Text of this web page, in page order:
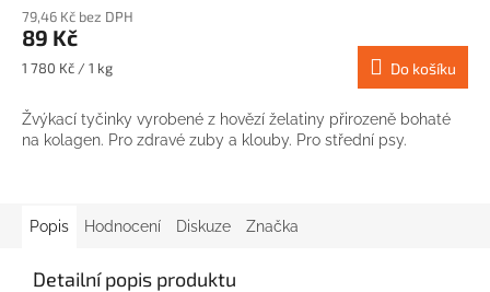
79,46 Kč bez DPH
89 Kč
Měrná
1 780 Kč / 1 kg Do košíku
Žvýkací tyčinky vyrobené z hovězí želatiny přirozeně bohaté
na kolagen. Pro zdravé zuby a klouby. Pro střední psy.
Popis Hodnocení Diskuze Značka
Detailní popis produktu